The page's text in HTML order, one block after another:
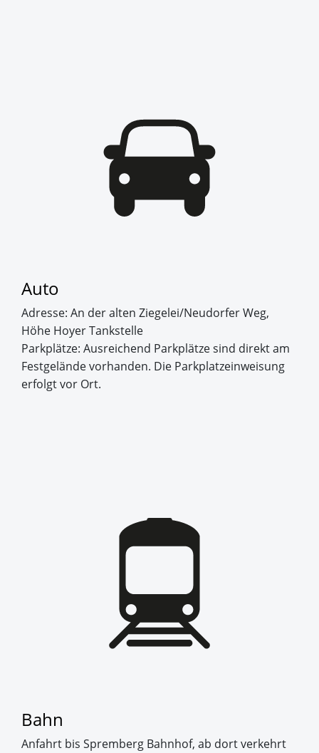
Auto
Adresse: An der alten Ziegelei/Neudorfer Weg,
Höhe Hoyer Tankstelle
Parkplätze: Ausreichend Parkplätze sind direkt am
Festgelände vorhanden. Die Parkplatzeinweisung
erfolgt vor Ort.
Bahn
Anfahrt bis Spremberg Bahnhof, ab dort verkehrt